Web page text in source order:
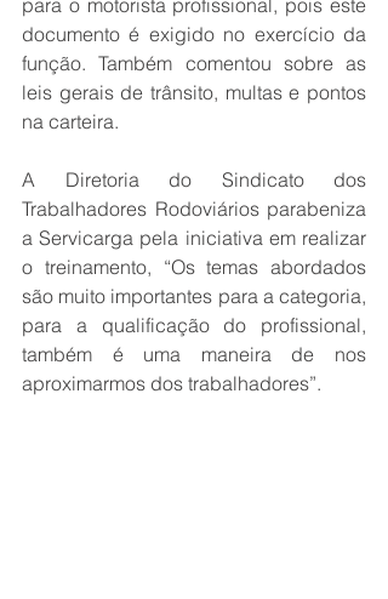
para o motorista profissional, pois este
documento é exigido no exercício da
função. Também comentou sobre as
leis gerais de trânsito, multas e pontos
na carteira.
A Diretoria do Sindicato dos
Trabalhadores Rodoviários parabeniza
a Servicarga pela iniciativa em realizar
o treinamento, “Os temas abordados
são muito importantes para a categoria,
para a qualificação do profissional,
também é uma maneira de nos
aproximarmos dos trabalhadores”.